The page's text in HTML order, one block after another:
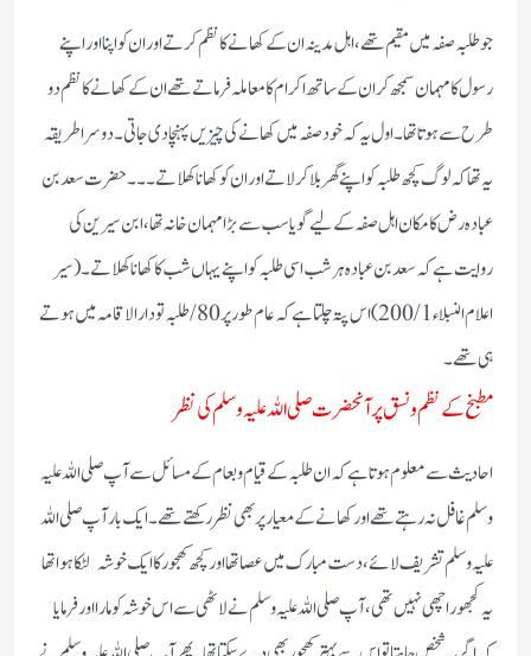
جو طلبہ صفہ میں مقیم تھے ،اہل مدینہ ان کے کھانے کا نظم کرتے اور ان کو اپنا اور اپنے
رسول کا مہمان سمجھ کر ان کے ساتھ اکرام کا معاملہ فرماتے تھے ان کے کھانے کا نظم دو
طرح سے ہوتا تھا ۔اول یہ کہ خود صفہ میں کھانے کی چیزیں پہنچا دی جاتی ۔ دوسرا طریقہ
یہ تھا کہ لوگ کچھ طلبہ کو اپنے گھر بلا کر لاتے اور ان کو کھانا کھلاتے ۔۔۔حضرت سعد بن
عبادہ رض کا مکان اہل صفہ کے لیے گویا سب سے بڑا مہمان خانہ تھا ،ابن سیرین کی
روایت ہے کہ سعد بن عبادہ ہر شب اسی طلبہ کو اپنے یہاں شب کا کھانا کھلاتے ۔( سیر
اعلام النبلاء 1/ 200) اس پتہ چلتا ہے کہ عام طور پر 80/ طلبہ تو دار الاقامہ میں ہوتے
ہی تھے ۔
مطبخ کے نظم و نسق پر آنحضرت صلی اللہ علیہ وسلم کی نظر
احادیث سے معلوم ہوتا ہے کہ ان طلبہ کے قیام وطعام کے مسائل سے آپ صلی اللہ علیہ
وسلم غافل نہ رہتے تھے اور کھانے کے معیار پر بھی نظر رکھتے تھے ۔ایک بار آپ صلی اللہ
علیہ وسلم تشریف لائے ،دست مبارک میں عصا تھا اور کچھ کھجور کا ایک خوشہ لٹکا ہوا تھا
یہ کجھور اچھی نہیں تھی ،آپ صلی اللہ علیہ وسلم نے لاٹھی سے اس خوشہ کو مارا اور فرمایا